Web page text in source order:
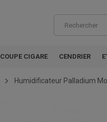
COUPE CIGARE CENDRIER
Humidificateur Palladium